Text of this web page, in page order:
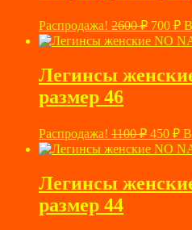
Распродажа! 2600₽
цена
700 ₽
Легинсы
размер 46
Распродажа! 1100₽
цена
450 ₽ В
Легинсы
размер 44